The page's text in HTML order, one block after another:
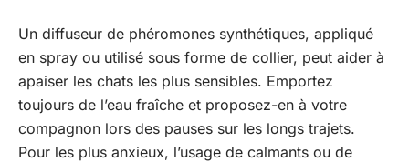
Un diffuseur de phéromones synthétiques, appliqué
en spray ou utilisé sous forme de collier, peut aider à
apaiser les chats les plus sensibles. Emportez
toujours de l’eau fraîche et proposez-en à votre
compagnon lors des pauses sur les longs trajets.
Pour les plus anxieux, l’usage de calmants ou de